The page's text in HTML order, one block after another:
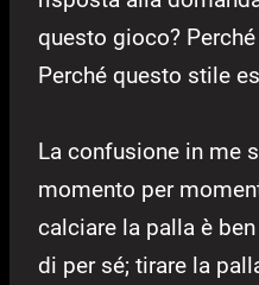
questo gioco?
Perché questo stile
La confusione in me
momento per
calciare la palla è
di per sé; tirare la